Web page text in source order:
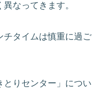
なってきます。
チタイムは慎重に過ご
りセンター」につい